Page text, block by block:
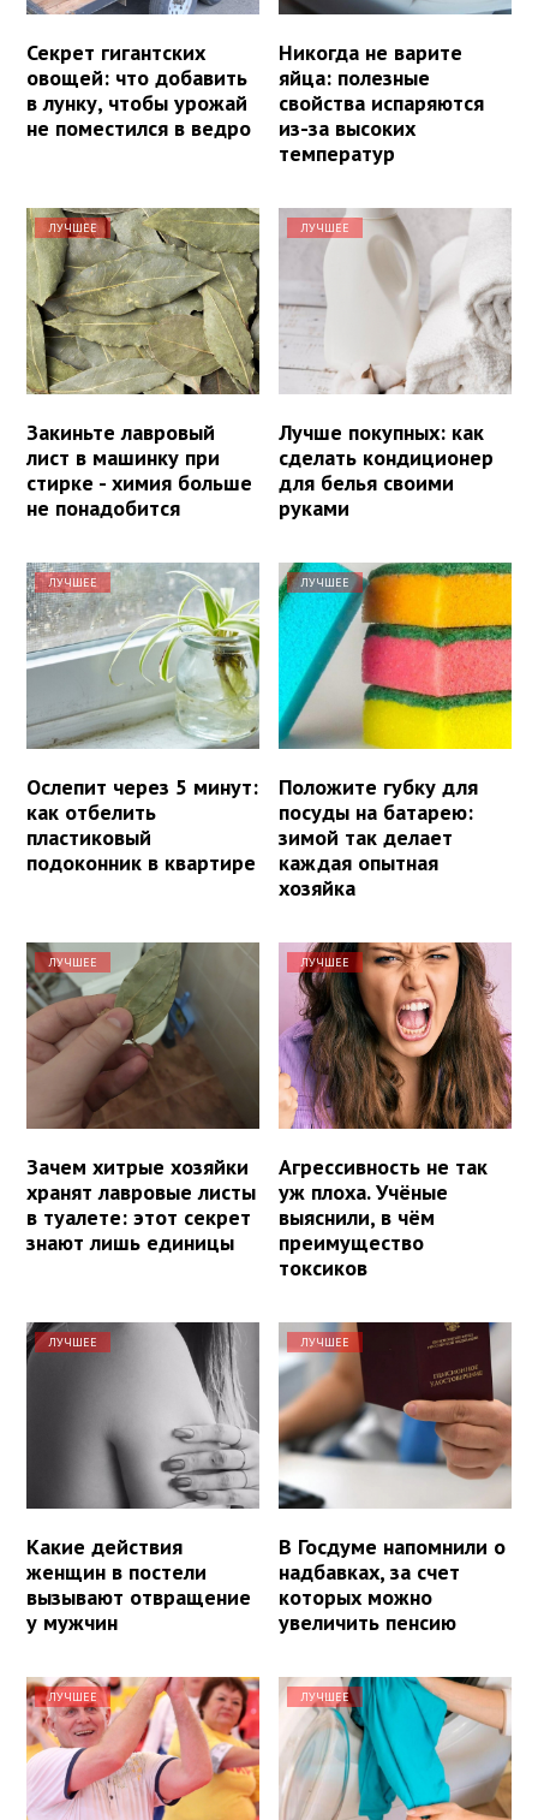
Секрет гигантских
овощей: что добавить
в лунку, чтобы урожай
не поместился в ведро
Никогда не варите
яйца: полезные
свойства испаряются
из-за высоких
температур
ЛУЧШЕЕ
Закиньте лавровый
лист в машинку при
стирке - химия больше
не понадобится
ЛУЧШЕЕ
Лучше покупных: как
сделать кондиционер
для белья своими
руками
ЛУЧШЕЕ
Ослепит через 5 минут:
как отбелить
пластиковый
подоконник в квартире
ЛУЧШЕЕ
Положите губку для
посуды на батарею:
зимой так делает
каждая опытная
хозяйка
ЛУЧШЕЕ
Зачем хитрые хозяйки
хранят лавровые листы
в туалете: этот секрет
знают лишь единицы
ЛУЧШЕЕ
Агрессивность не так
уж плоха. Учёные
выяснили, в чём
преимущество
токсиков
ЛУЧШЕЕ
Какие действия
женщин в постели
вызывают отвращение
у мужчин
ЛУЧШЕЕ
В Госдуме напомнили о
надбавках, за счет
которых можно
увеличить пенсию
ЛУЧШЕЕ ЛУЧШЕЕ